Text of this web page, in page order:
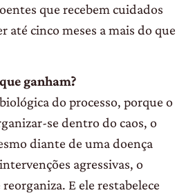
que recebem cuidados
até cinco meses a mais do que
ganham?
do processo, porque o
se dentro do caos, o
diante de uma doença
agressivas, o
E ele restabelece